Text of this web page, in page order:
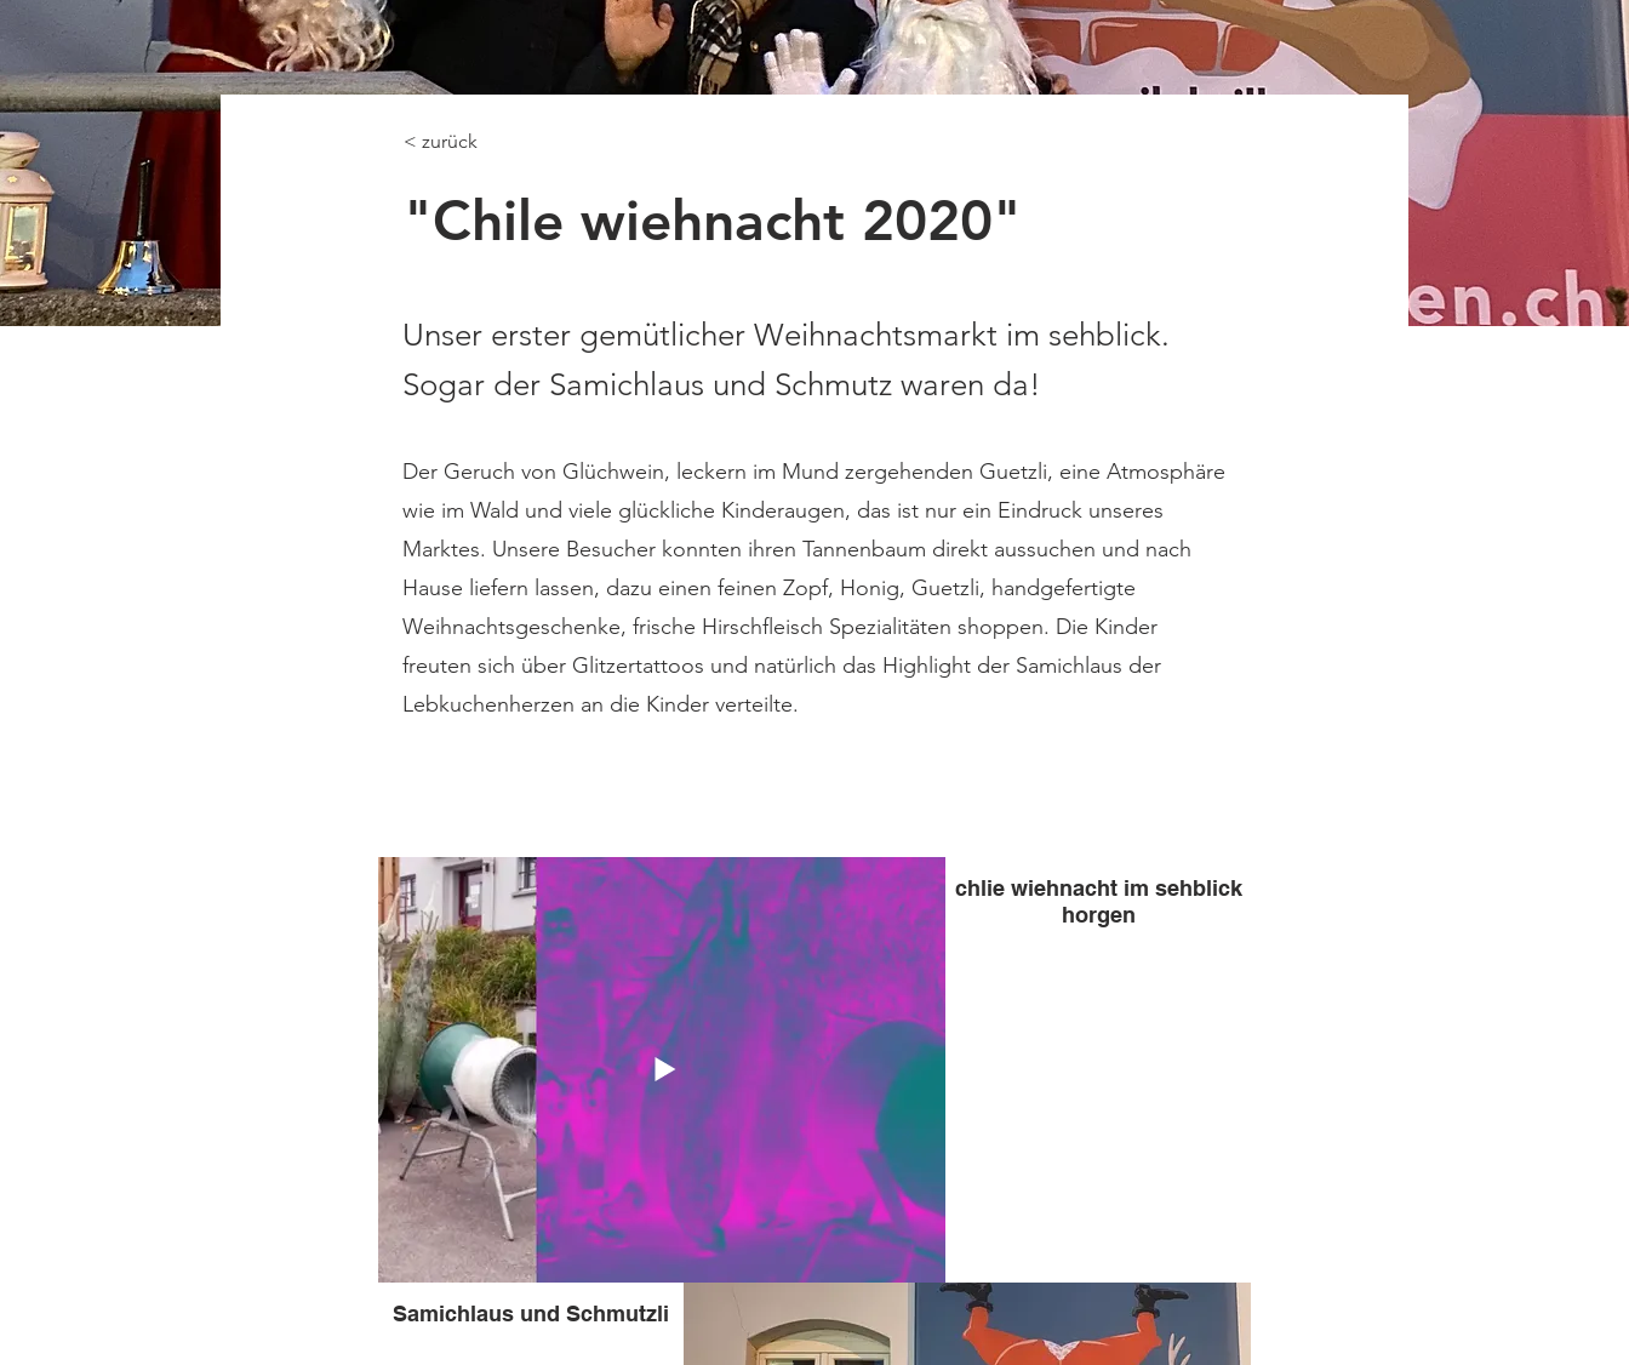
< zurück
"Chile wiehnacht 2020"
Unser erster gemütlicher Weihnachtsmarkt im sehblick.
Sogar der Samichlaus und Schmutz waren da!
Der Geruch von Glüchwein, leckern im Mund zergehenden Guetzli, eine Atmosphäre
wie im Wald und viele glückliche Kinderaugen, das ist nur ein Eindruck unseres
Marktes. Unsere Besucher konnten ihren Tannenbaum direkt aussuchen und nach
Hause liefern lassen, dazu einen feinen Zopf, Honig, Guetzli, handgefertigte
Weihnachtsgeschenke, frische Hirschfleisch Spezialitäten shoppen. Die Kinder
freuten sich über Glitzertattoos und natürlich das Highlight der Samichlaus der
Lebkuchenherzen an die Kinder verteilte.
chlie wiehnacht im sehblick
horgen
Samichlaus und Schmutzli